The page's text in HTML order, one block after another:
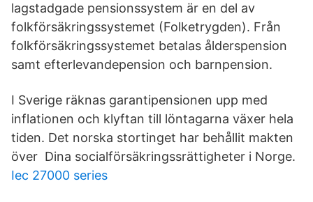
lagstadgade pensionssystem är en del av
folkförsäkringssystemet (Folketrygden). Från
folkförsäkringssystemet betalas ålderspension
samt efterlevandepension och barnpension.
I Sverige räknas garantipensionen upp med
inflationen och klyftan till löntagarna växer hela
tiden. Det norska stortinget har behållit makten
över Dina socialförsäkringssrättigheter i Norge.
Iec 27000 series